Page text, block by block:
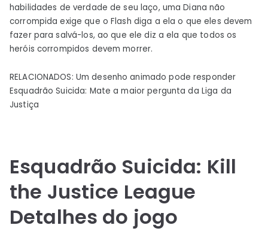
habilidades de verdade de seu laço, uma Diana não
corrompida exige que o Flash diga a ela o que eles devem
fazer para salvá-los, ao que ele diz a ela que todos os
heróis corrompidos devem morrer.
RELACIONADOS: Um desenho animado pode responder
Esquadrão Suicida: Mate a maior pergunta da Liga da
Justiça
Esquadrão Suicida: Kill
the Justice League
Detalhes do jogo